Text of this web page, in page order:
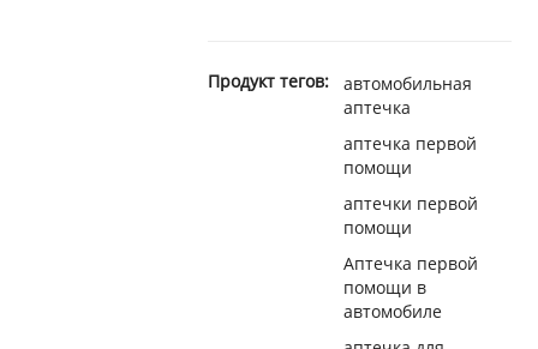
Продукт тегов:
автомобильная
аптечка
аптечка первой
помощи
аптечки первой
помощи
Аптечка первой
помощи в
автомобиле